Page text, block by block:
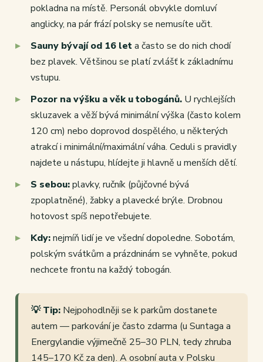
pokladna na místě. Personál obvykle domluví
anglicky, na pár frází polsky se nemusíte učit.
Sauny bývají od 16 leta často se do nich chodí
bez plavek. Většinou se platí zvlášť k základnímu
vstupu.
Pozor na výšku a věk u tobogánů. U rychlejších
skluzavek a věží bývá minimální výška (často kolem
120 cm) nebo doprovod dospělého, u některých
atrakcí i minimální/maximální váha. Ceduli s pravidly
najdete u nástupu, hlídejte ji hlavně u menších dětí.
S sebou:plavky, ručník (půjčovné bývá
zpoplatněné), žabky a plavecké brýle. Drobnou
hotovost spíš nepotřebujete.
Kdy:nejmíň lidí je ve všední dopoledne. Sobotám,
polským svátkům a prázdninám se vyhněte, pokud
nechcete frontu na každý tobogán.
💡 Tip: Nejpohodlněji se k parkům dostanete
autem — parkování je často zdarma (u Suntaga a
Energylandie výjimečně 25–30 PLN, tedy zhruba
145–170 Kč za den). A osobní auta v Polsku